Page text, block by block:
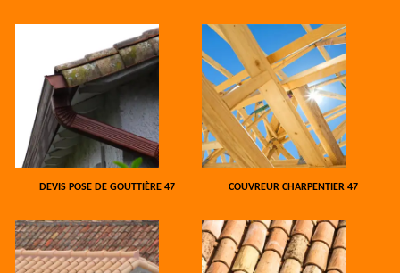
DEVIS POSE DE GOUTTIÈRE 47 COUVREUR CHARPENTIER 47